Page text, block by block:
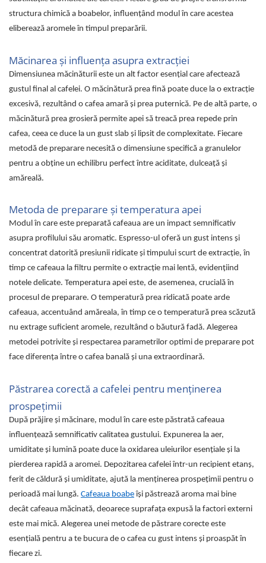
structura chimică a boabelor, influențând modul în care acestea
eliberează aromele în timpul preparării.
Măcinarea și influența asupra extracției
Dimensiunea măcinăturii este un alt factor esențial care afectează
gustul final al cafelei. O măcinătură prea fină poate duce la o extracție
excesivă, rezultând o cafea amară și prea puternică. Pe de altă parte, o
măcinătură prea grosieră permite apei să treacă prea repede prin
cafea, ceea ce duce la un gust slab și lipsit de complexitate. Fiecare
metodă de preparare necesită o dimensiune specifică a granulelor
pentru a obține un echilibru perfect între aciditate, dulceață și
amăreală.
Metoda de preparare și temperatura apei
Modul în care este preparată cafeaua are un impact semnificativ
asupra profilului său aromatic. Espresso-ul oferă un gust intens și
concentrat datorită presiunii ridicate și timpului scurt de extracție, în
timp ce cafeaua la filtru permite o extracție mai lentă, evidențiind
notele delicate. Temperatura apei este, de asemenea, crucială în
procesul de preparare. O temperatură prea ridicată poate arde
cafeaua, accentuând amăreala, în timp ce o temperatură prea scăzută
nu extrage suficient aromele, rezultând o băutură fadă. Alegerea
metodei potrivite și respectarea parametrilor optimi de preparare pot
face diferența între o cafea banală și una extraordinară.
Păstrarea corectă a cafelei pentru menținerea
prospețimii
După prăjire și măcinare, modul în care este păstrată cafeaua
influențează semnificativ calitatea gustului. Expunerea la aer,
umiditate și lumină poate duce la oxidarea uleiurilor esențiale și la
pierderea rapidă a aromei. Depozitarea cafelei într-un recipient etanș,
ferit de căldură și umiditate, ajută la menținerea prospețimii pentru o
perioadă mai lungă. Cafeaua boabeîși păstrează aroma mai bine
decât cafeaua măcinată, deoarece suprafața expusă la factori externi
este mai mică. Alegerea unei metode de păstrare corecte este
esențială pentru a te bucura de o cafea cu gust intens și proaspăt în
fiecare zi.